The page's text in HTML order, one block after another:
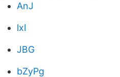
AnJ
lxI
JBG
bZyPg